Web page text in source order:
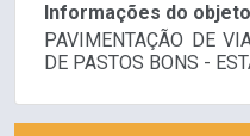
Informações do objeto
PAVIMENTAÇÃO DE
DE PASTOS BONS -